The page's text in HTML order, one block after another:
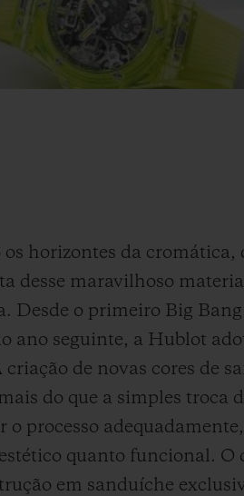
horizontes da cromática,
desse maravilhoso
Desde o primeiro Big Bang
ano seguinte, a Hublot
de novas cores de
do que a simples troca
o processo
quanto funcional. O
em sanduíche